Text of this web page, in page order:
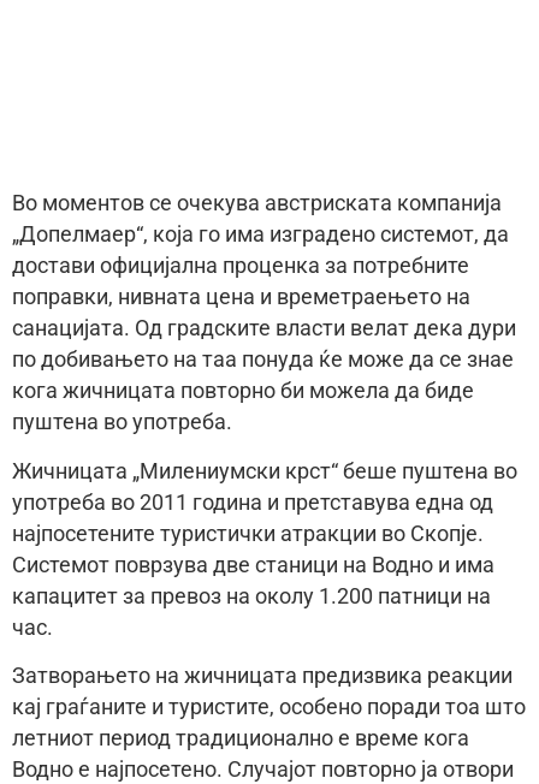
Во моментов се очекува австриската компанија
„Допелмаер“, која го има изградено системот, да
достави официјална проценка за потребните
поправки, нивната цена и времетраењето на
санацијата. Од градските власти велат дека дури
по добивањето на таа понуда ќе може да се знае
кога жичницата повторно би можела да биде
пуштена во употреба.
Жичницата „Милениумски крст“ беше пуштена во
употреба во 2011 година и претставува една од
најпосетените туристички атракции во Скопје.
Системот поврзува две станици на Водно и има
капацитет за превоз на околу 1.200 патници на
час.
Затворањето на жичницата предизвика реакции
кај граѓаните и туристите, особено поради тоа што
летниот период традиционално е време кога
Водно е најпосетено. Случајот повторно ја отвори